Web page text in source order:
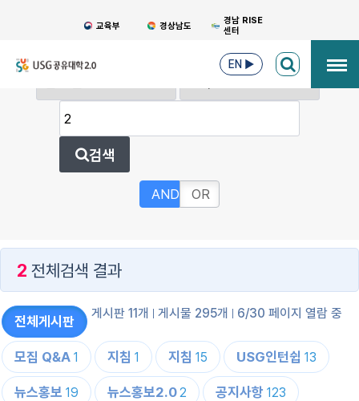
교육부 경상남도
경남 RISE
센터
EN ▶
검색
AND OR
2 전체검색 결과
게시판 11개 게시물 295개 6/30 페이지 열람 중
전체게시판
모집 Q&A 1 지침 1 지침 15 USG인턴쉽 13
뉴스홍보 19 뉴스홍보2.02 공지사항 123